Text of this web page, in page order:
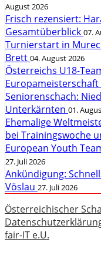
August 2026
Frisch rezensiert:
Gesamtüberblick 07.
Turnierstart in
Brett 04. August 2026
Österreichs U18-
Seniorenschach:
Unterkärnten 01.
Ehemalige
bei Trainingswoche
European Youth
27. Juli 2026
Ankündigung:
Vöslau 27. Juli 2026
Österreichischer
fair-IT e.U.